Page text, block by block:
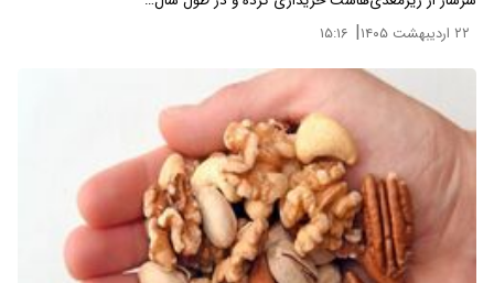
۲۲ اردیبهشت ۱۴۰۵ | ۱۵:۱۶